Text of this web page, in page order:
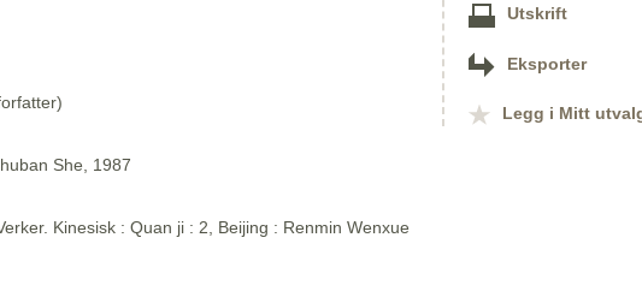
She, 1987
Kinesisk : Quan ji : 2, Beijing : Renmin Wenxue
Utskrift
Eksporter
Legg i Mitt